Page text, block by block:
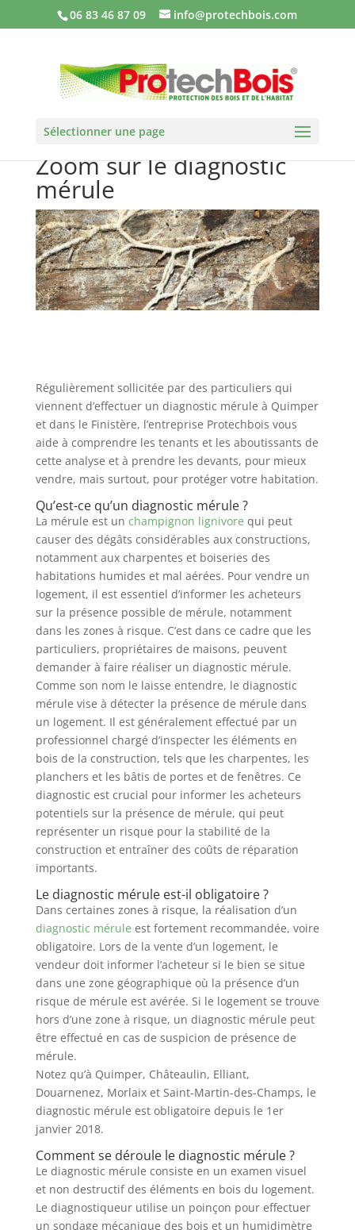
06 83 46 87 09 info@protechbois.com
Sélectionner une page
Zoom sur le diagnostic
mérule
Régulièrement sollicitée par des particuliers qui
viennent d’effectuer un diagnostic mérule à Quimper
et dans le Finistère, l’entreprise Protechbois vous
aide à comprendre les tenants et les aboutissants de
cette analyse et à prendre les devants, pour mieux
vendre, mais surtout, pour protéger votre habitation.
Qu’est-ce qu’un diagnostic mérule ?
La mérule est un champignon lignivore qui peut
causer des dégâts considérables aux constructions,
notamment aux charpentes et boiseries des
habitations humides et mal aérées. Pour vendre un
logement, il est essentiel d’informer les acheteurs
sur la présence possible de mérule, notamment
dans les zones à risque. C’est dans ce cadre que les
particuliers, propriétaires de maisons, peuvent
demander à faire réaliser un diagnostic mérule.
Comme son nom le laisse entendre, le diagnostic
mérule vise à détecter la présence de mérule dans
un logement. Il est généralement effectué par un
professionnel chargé d’inspecter les éléments en
bois de la construction, tels que les charpentes, les
planchers et les bâtis de portes et de fenêtres. Ce
diagnostic est crucial pour informer les acheteurs
potentiels sur la présence de mérule, qui peut
représenter un risque pour la stabilité de la
construction et entraîner des coûts de réparation
importants.
Le diagnostic mérule est-il obligatoire ?
Dans certaines zones à risque, la réalisation d’un
diagnostic mérule est fortement recommandée, voire
obligatoire. Lors de la vente d’un logement, le
vendeur doit informer l’acheteur si le bien se situe
dans une zone géographique où la présence d’un
risque de mérule est avérée. Si le logement se trouve
hors d’une zone à risque, un diagnostic mérule peut
être effectué en cas de suspicion de présence de
mérule.
Notez qu’à Quimper, Châteaulin, Elliant,
Douarnenez, Morlaix et Saint-Martin-des-Champs, le
diagnostic mérule est obligatoire depuis le 1er
janvier 2018.
Comment se déroule le diagnostic mérule ?
Le diagnostic mérule consiste en un examen visuel
et non destructif des éléments en bois du logement.
Le diagnostiqueur utilise un poinçon pour effectuer
un sondage mécanique des bois et un humidimètre